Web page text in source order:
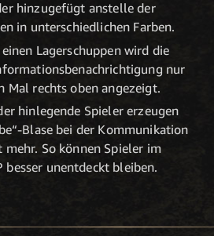
hinzugefügt anstelle der
in unterschiedlichen Farben.
Lagerschuppen wird die
nur
Mal rechts oben angezeigt.
hinlegende Spieler erzeugen
Blase bei der Kommunikation
mehr. So können Spieler im
besser unentdeckt bleiben.